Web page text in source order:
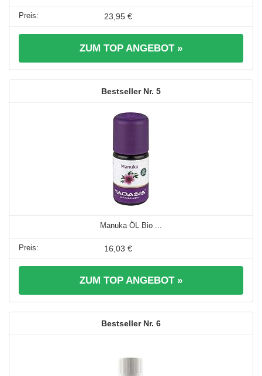
23,95 €
ZUM TOP ANGEBOT »
5
Manuka ÖL Bio ...
16,03 €
ZUM TOP ANGEBOT »
6